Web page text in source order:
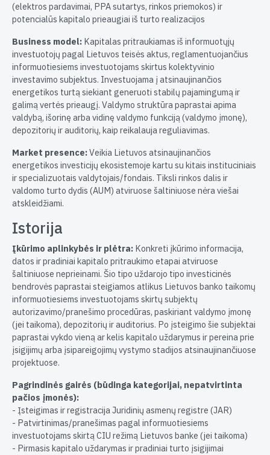
(elektros pardavimai, PPA sutartys, rinkos priemokos) ir
potencialūs kapitalo prieaugiai iš turto realizacijos
Business model: Kapitalas pritraukiamas iš informuotųjų
investuotojų pagal Lietuvos teisės aktus, reglamentuojančius
informuotiesiems investuotojams skirtus kolektyvinio
investavimo subjektus. Investuojama į atsinaujinančios
energetikos turtą siekiant generuoti stabilų pajamingumą ir
galimą vertės prieaugį. Valdymo struktūra paprastai apima
valdybą, išorinę arba vidinę valdymo funkciją (valdymo įmonę),
depozitorių ir auditorių, kaip reikalauja reguliavimas.
Market presence:Veikia Lietuvos atsinaujinančios
energetikos investicijų ekosistemoje kartu su kitais instituciniais
ir specializuotais valdytojais/fondais. Tiksli rinkos dalis ir
valdomo turto dydis (AUM) atviruose šaltiniuose nėra viešai
atskleidžiami.
Istorija
Įkūrimo aplinkybės ir plėtra: Konkreti įkūrimo informacija,
datos ir pradiniai kapitalo pritraukimo etapai atviruose
šaltiniuose neprieinami. Šio tipo uždarojo tipo investicinės
bendrovės paprastai steigiamos atlikus Lietuvos banko taikomų
informuotiesiems investuotojams skirtų subjektų
autorizavimo/pranešimo procedūras, paskiriant valdymo įmonę
(jei taikoma), depozitorių ir auditorius. Po įsteigimo šie subjektai
paprastai vykdo vieną ar kelis kapitalo uždarymus ir pereina prie
įsigijimų arba įsipareigojimų vystymo stadijos atsinaujinančiuose
projektuose.
Pagrindinės gairės (būdinga kategorijai, nepatvirtinta
pačios įmonės):
- Įsteigimas ir registracija Juridinių asmenų registre (JAR)
- Patvirtinimas/pranešimas pagal informuotiesiems
investuotojams skirtą CIU režimą Lietuvos banke (jei taikoma)
- Pirmasis kapitalo uždarymas ir pradiniai turto įsigijimai